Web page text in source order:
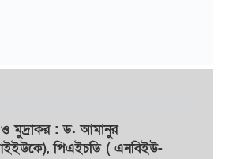
মুদ্রাকর: ড. আমানুর
পিএইচডি ( এনবিইউ-